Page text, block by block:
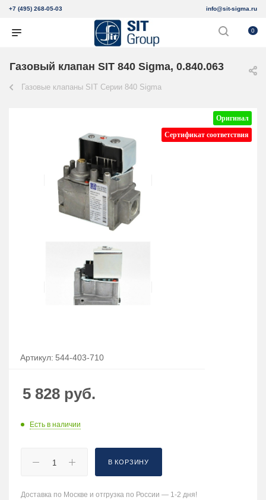
+7 (495) 268-05-03 info@sit-sigma.ru
0
Газовый клапан SIT 840 Sigma, 0.840.063
Газовые клапаны SIT Серии 840 Sigma
Оригинал
Сертификат соответствия
Артикул: 544-403-710
5 828 руб.
Есть в наличии
В КОРЗИНУ
Доставка по Москве и отгрузка по России — 1-2 дня!